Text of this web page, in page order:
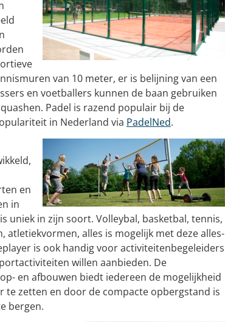
van 10 meter, er is belijning van een
en voetballers kunnen de baan gebruiken
Padel is razend populair bij de
in Nederland via PadelNed.
en
in
uniek in zijn soort. Volleybal, basketbal, tennis,
atletiekvormen, alles is mogelijk met deze alles-
is ook handig voor activiteitenbegeleiders
willen aanbieden. De
en afbouwen biedt iedereen de mogelijkheid
te zetten en door de compacte opbergstand is
bergen.